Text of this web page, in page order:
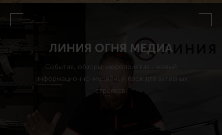
ЛИНИЯ ОГНЯ МЕДИА
События, обзоры, мероприятия - новый
информационно-медийный блок для активных
стрелков!